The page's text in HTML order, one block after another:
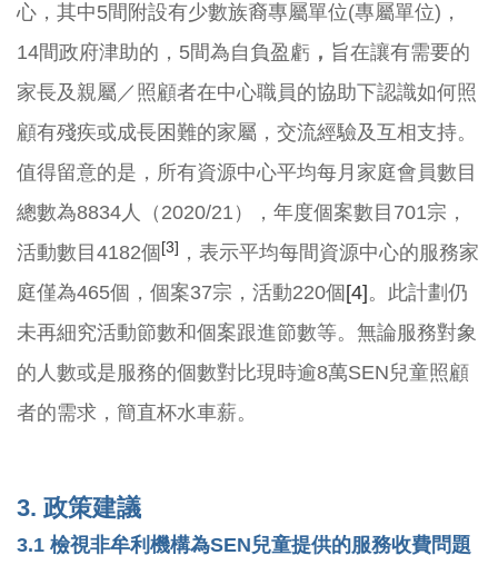
心，其中5間附設有少數族裔專屬單位(專屬單位)，
14間政府津助的，5間為自負盈虧 ， 旨在讓有需要的
家長及親屬／照顧者在中心職員的協助下認識如何照
顧有殘疾或成長困難的家屬，交流經驗及互相支持。
值得留意的是，所有資源中心平均每月家庭會員數目
總數為8834人（2020/21），年度個案數目701宗，
活動數目4182個 [3] ，表示平均每間資源中心的服務家
庭僅為465個，個案37宗，活動220個 [4] 。此計劃仍
未再細究活動節數和個案跟進節數等。無論服務對象
的人數或是服務的個數對比現時逾8萬SEN兒童照顧
者的需求，簡直杯水車薪。
3. 政策建議
3.1 檢視非牟利機構為SEN兒童提供的服務收費問題